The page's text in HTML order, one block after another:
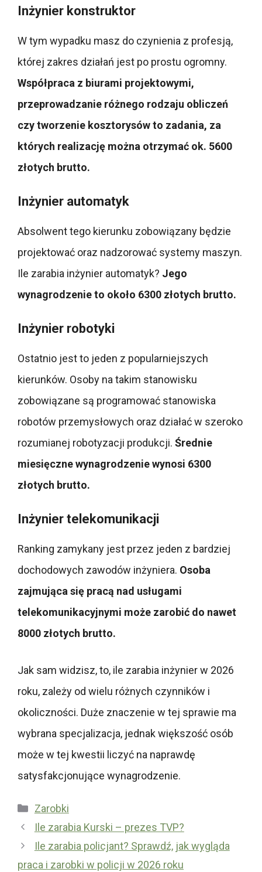
Inżynier konstruktor
W tym wypadku masz do czynienia z profesją,
której zakres działań jest po prostu ogromny.
Współpraca z biurami projektowymi,
przeprowadzanie różnego rodzaju obliczeń
czy tworzenie kosztorysów to zadania, za
których realizację można otrzymać ok. 5600
złotych brutto.
Inżynier automatyk
Absolwent tego kierunku zobowiązany będzie
projektować oraz nadzorować systemy maszyn.
Ile zarabia inżynier automatyk? Jego
wynagrodzenie to około 6300 złotych brutto.
Inżynier robotyki
Ostatnio jest to jeden z popularniejszych
kierunków. Osoby na takim stanowisku
zobowiązane są programować stanowiska
robotów przemysłowych oraz działać w szeroko
rozumianej robotyzacji produkcji. Średnie
miesięczne wynagrodzenie wynosi 6300
złotych brutto.
Inżynier telekomunikacji
Ranking zamykany jest przez jeden z bardziej
dochodowych zawodów inżyniera. Osoba
zajmująca się pracą nad usługami
telekomunikacyjnymi może zarobić do nawet
8000 złotych brutto.
Jak sam widzisz, to, ile zarabia inżynier w 2026
roku, zależy od wielu różnych czynników i
okoliczności. Duże znaczenie w tej sprawie ma
wybrana specjalizacja, jednak większość osób
może w tej kwestii liczyć na naprawdę
satysfakcjonujące wynagrodzenie.
Kategorie
Zarobki
Ile zarabia Kurski – prezes TVP?
Ile zarabia policjant? Sprawdź, jak wygląda
praca i zarobki w policji w 2026 roku